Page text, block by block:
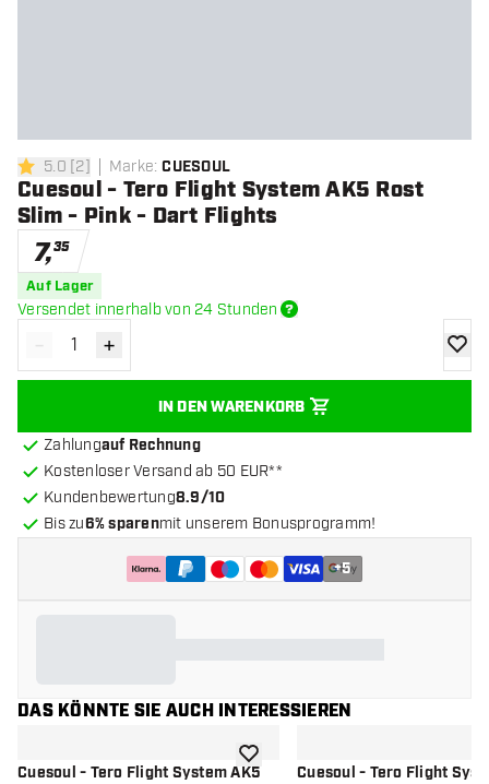
5 Bewertungssterne
5.0 [2] Marke: CUESOUL
Cuesoul - Tero Flight System AK5 Rost
Slim - Pink - Dart Flights
7,35
Auf Lager
Versendet innerhalb von 24 Stunden
Menge verringern
- Menge erhöhen
+
IN DEN WARENKORB
Zur
Zahlungauf Rechnung
Kostenloser Versand ab 50 EUR**
Kundenbewertung8.9/10
Bis zu6% sparenmit unserem Bonusprogramm!
+5
DAS KÖNNTE SIE AUCH INTERESSIEREN
Cuesoul - Tero Flight System AK5Zur Wunschliste hinzufügen
Cuesoul - Tero Flight